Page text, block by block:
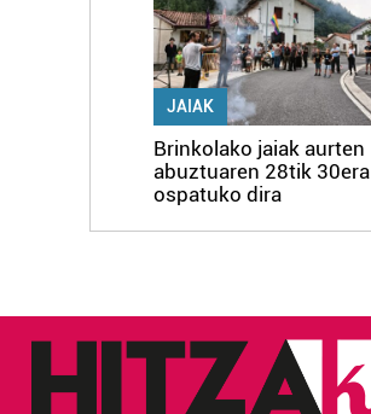
JAIAK
Brinkolako jaiak aurten
abuztuaren 28tik 30era
ospatuko dira